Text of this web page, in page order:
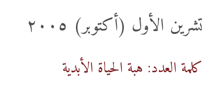
تشرين الأول (أكتوبر) ٢٠٠٥
كلمة العدد: هبة الحياة الأبدية